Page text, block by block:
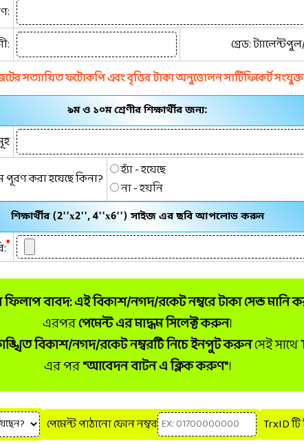
গ্রেড:
সত্যায়িত ফটোকপি এবং বৃত্তির টাকা অনুত্তোলন সার্টিফিকের্ট
৯ম ও ১০ম শ্রেণীর শিক্ষার্থীর জন্য:
পূরণ করা হয়েছে কিনা?
হ্যাঁ - হয়েছে
না - হয়নি
শিক্ষার্থীর (2''x2'', 4''x6'') সাইজ এর ছবি আপলোড করুন
*
বাবদ: এই বিকাশ/নগদ/রকেট নম্বরে টাকা সেন্ড মানি
এরপরপেমেন্ট এর মাদ্ধম সিলেক্ট করুন।
বিকাশ/নগদ/রকেট নম্বরটি নিচে ইনপুট করুনসেই সাথে
এর পর"আবেদন বাটন এ ক্লিক করুণ"।
পেমেন্ট পাঠানো ফোন নম্বর TrxID টি